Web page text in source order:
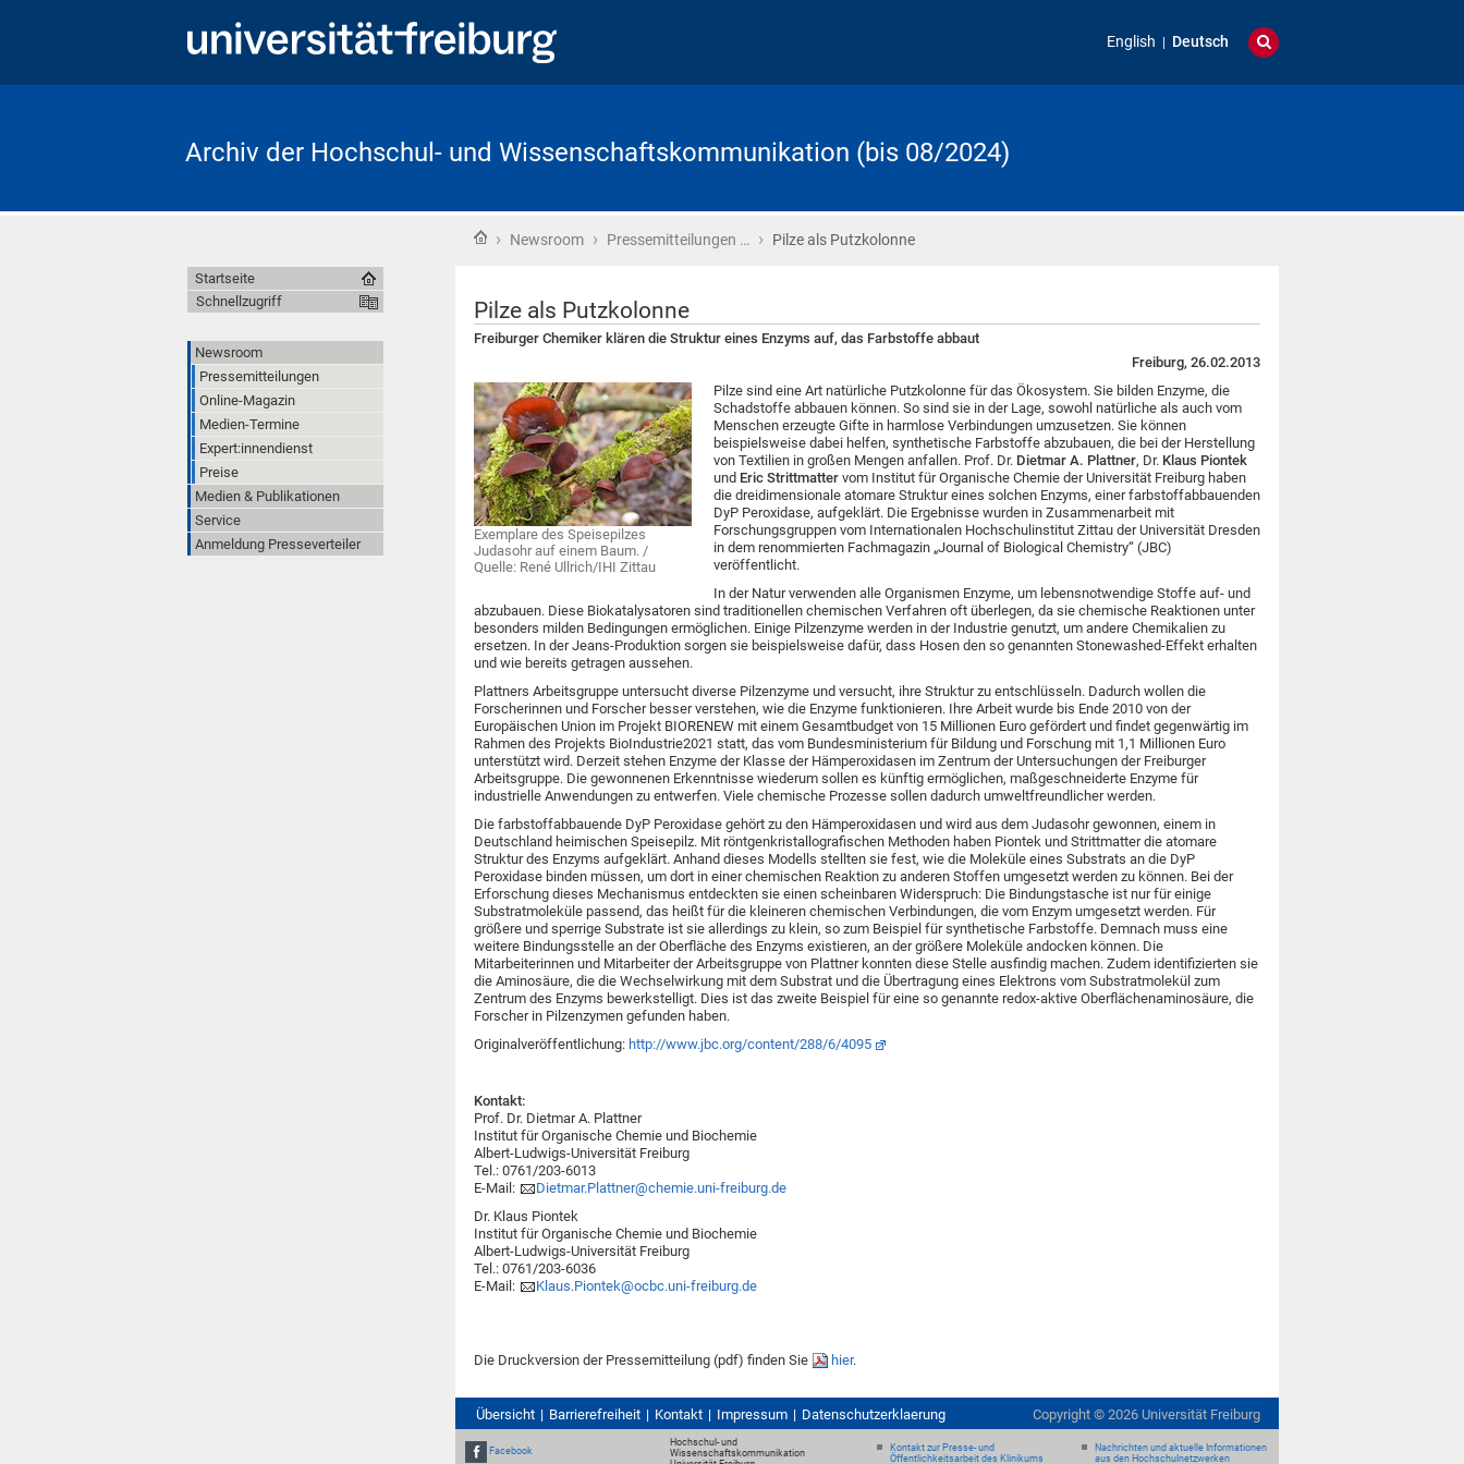
English Deutsch
Archiv der Hochschul- und Wissenschaftskommunikation (bis 08/2024)
Startseite
› Newsroom › Pressemitteilungen … › Pilze als Putzkolonne
Pilze als Putzkolonne
Freiburger Chemiker klären die Struktur eines Enzyms auf, das Farbstoffe abbaut
Freiburg, 26.02.2013
Exemplare des Speisepilzes
Judasohr auf einem Baum. /
Quelle: René Ullrich/IHI Zittau
Pilze sind eine Art natürliche Putzkolonne für das Ökosystem. Sie bilden Enzyme, die
Schadstoffe abbauen können. So sind sie in der Lage, sowohl natürliche als auch vom
Menschen erzeugte Gifte in harmlose Verbindungen umzusetzen. Sie können
beispielsweise dabei helfen, synthetische Farbstoffe abzubauen, die bei der Herstellung
von Textilien in großen Mengen anfallen. Prof. Dr. Dietmar A. Plattner, Dr. Klaus Piontek
und Eric Strittmatter vom Institut für Organische Chemie der Universität Freiburg haben
die dreidimensionale atomare Struktur eines solchen Enzyms, einer farbstoffabbauenden
DyP Peroxidase, aufgeklärt. Die Ergebnisse wurden in Zusammenarbeit mit
Forschungsgruppen vom Internationalen Hochschulinstitut Zittau der Universität Dresden
in dem renommierten Fachmagazin „Journal of Biological Chemistry“ (JBC)
veröffentlicht.
In der Natur verwenden alle Organismen Enzyme, um lebensnotwendige Stoffe auf- und
abzubauen. Diese Biokatalysatoren sind traditionellen chemischen Verfahren oft überlegen, da sie chemische Reaktionen unter
besonders milden Bedingungen ermöglichen. Einige Pilzenzyme werden in der Industrie genutzt, um andere Chemikalien zu
ersetzen. In der Jeans-Produktion sorgen sie beispielsweise dafür, dass Hosen den so genannten Stonewashed-Effekt erhalten
und wie bereits getragen aussehen.
Plattners Arbeitsgruppe untersucht diverse Pilzenzyme und versucht, ihre Struktur zu entschlüsseln. Dadurch wollen die
Forscherinnen und Forscher besser verstehen, wie die Enzyme funktionieren. Ihre Arbeit wurde bis Ende 2010 von der
Europäischen Union im Projekt BIORENEW mit einem Gesamtbudget von 15 Millionen Euro gefördert und findet gegenwärtig im
Rahmen des Projekts BioIndustrie2021 statt, das vom Bundesministerium für Bildung und Forschung mit 1,1 Millionen Euro
unterstützt wird. Derzeit stehen Enzyme der Klasse der Hämperoxidasen im Zentrum der Untersuchungen der Freiburger
Arbeitsgruppe. Die gewonnenen Erkenntnisse wiederum sollen es künftig ermöglichen, maßgeschneiderte Enzyme für
industrielle Anwendungen zu entwerfen. Viele chemische Prozesse sollen dadurch umweltfreundlicher werden.
Die farbstoffabbauende DyP Peroxidase gehört zu den Hämperoxidasen und wird aus dem Judasohr gewonnen, einem in
Deutschland heimischen Speisepilz. Mit röntgenkristallografischen Methoden haben Piontek und Strittmatter die atomare
Struktur des Enzyms aufgeklärt. Anhand dieses Modells stellten sie fest, wie die Moleküle eines Substrats an die DyP
Peroxidase binden müssen, um dort in einer chemischen Reaktion zu anderen Stoffen umgesetzt werden zu können. Bei der
Erforschung dieses Mechanismus entdeckten sie einen scheinbaren Widerspruch: Die Bindungstasche ist nur für einige
Substratmoleküle passend, das heißt für die kleineren chemischen Verbindungen, die vom Enzym umgesetzt werden. Für
größere und sperrige Substrate ist sie allerdings zu klein, so zum Beispiel für synthetische Farbstoffe. Demnach muss eine
weitere Bindungsstelle an der Oberfläche des Enzyms existieren, an der größere Moleküle andocken können. Die
Mitarbeiterinnen und Mitarbeiter der Arbeitsgruppe von Plattner konnten diese Stelle ausfindig machen. Zudem identifizierten sie
die Aminosäure, die die Wechselwirkung mit dem Substrat und die Übertragung eines Elektrons vom Substratmolekül zum
Zentrum des Enzyms bewerkstelligt. Dies ist das zweite Beispiel für eine so genannte redox-aktive Oberflächenaminosäure, die
Forscher in Pilzenzymen gefunden haben.
Originalveröffentlichung: http://www.jbc.org/content/288/6/4095
Kontakt:
Prof. Dr. Dietmar A. Plattner
Institut für Organische Chemie und Biochemie
Albert-Ludwigs-Universität Freiburg
Tel.: 0761/203-6013
E-Mail:
Dietmar.Plattner@chemie.uni-freiburg.de
Dr. Klaus Piontek
Institut für Organische Chemie und Biochemie
Albert-Ludwigs-Universität Freiburg
Tel.: 0761/203-6036
E-Mail:
Klaus.Piontek@ocbc.uni-freiburg.de
Die Druckversion der Pressemitteilung (pdf) finden Sie hier.
Startseite
Schnellzugriff
Newsroom
Pressemitteilungen
Online-Magazin
Medien-Termine
Expert:innendienst
Preise
Medien & Publikationen
Service
Anmeldung Presseverteiler
Übersicht Barrierefreiheit Kontakt Impressum Datenschutzerklaerung Copyright © 2026 Universität Freiburg
Facebook
Hochschul- und
Wissenschaftskommunikation
Kontakt zur Presse- und
Öffentlichkeitsarbeit des Klinikums
Nachrichten und aktuelle Informationen
aus den Hochschulnetzwerken